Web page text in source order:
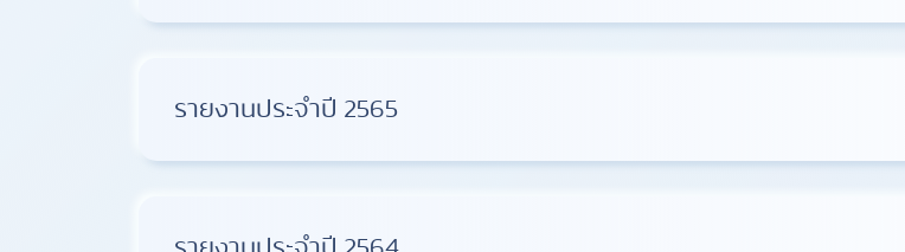
รายงานประจำปี 2565